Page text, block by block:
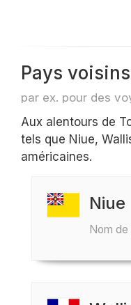
Pays voisins
par ex. pour des
Aux alentours de
tels que Niue,
américaines.
Niue
Nom de